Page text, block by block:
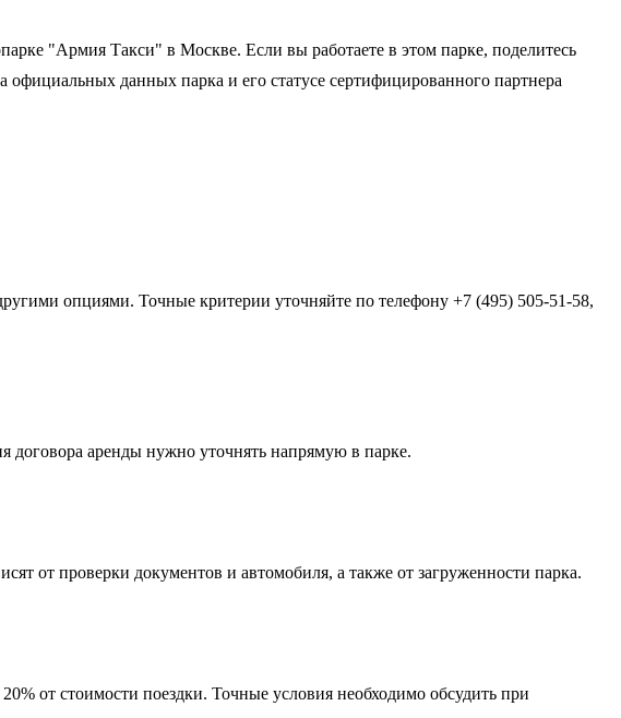
"Армия Такси" в Москве. Если вы работаете в этом парке, поделитесь
данных парка и его статусе сертифицированного партнера
опциями. Точные критерии уточняйте по телефону +7 (495) 505-51-58,
аренды нужно уточнять напрямую в парке.
от проверки документов и автомобиля, а также от загруженности парка.
от стоимости поездки. Точные условия необходимо обсудить при